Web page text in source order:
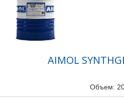
AIMOL
Объем: